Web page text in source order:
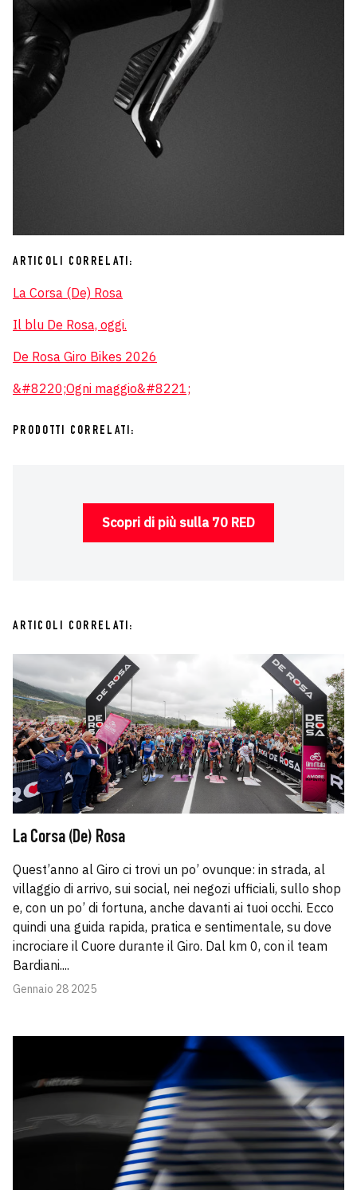
ARTICOLI CORRELATI:
La Corsa (De) Rosa
Il blu De Rosa, oggi.
De Rosa Giro Bikes 2026
&#8220;Ogni maggio&#8221;
PRODOTTI CORRELATI:
Scopri di più sulla 70 RED
ARTICOLI CORRELATI:
La Corsa (De) Rosa
Quest’anno al Giro ci trovi un po’ ovunque: in strada, al
villaggio di arrivo, sui social, nei negozi ufficiali, sullo shop
e, con un po’ di fortuna, anche davanti ai tuoi occhi. Ecco
quindi una guida rapida, pratica e sentimentale, su dove
incrociare il Cuore durante il Giro. Dal km 0, con il team
Bardiani....
Gennaio 28 2025